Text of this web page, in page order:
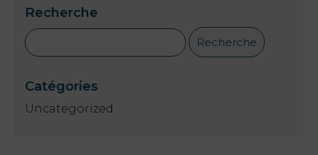
Recherche
Catégories
Uncategorized